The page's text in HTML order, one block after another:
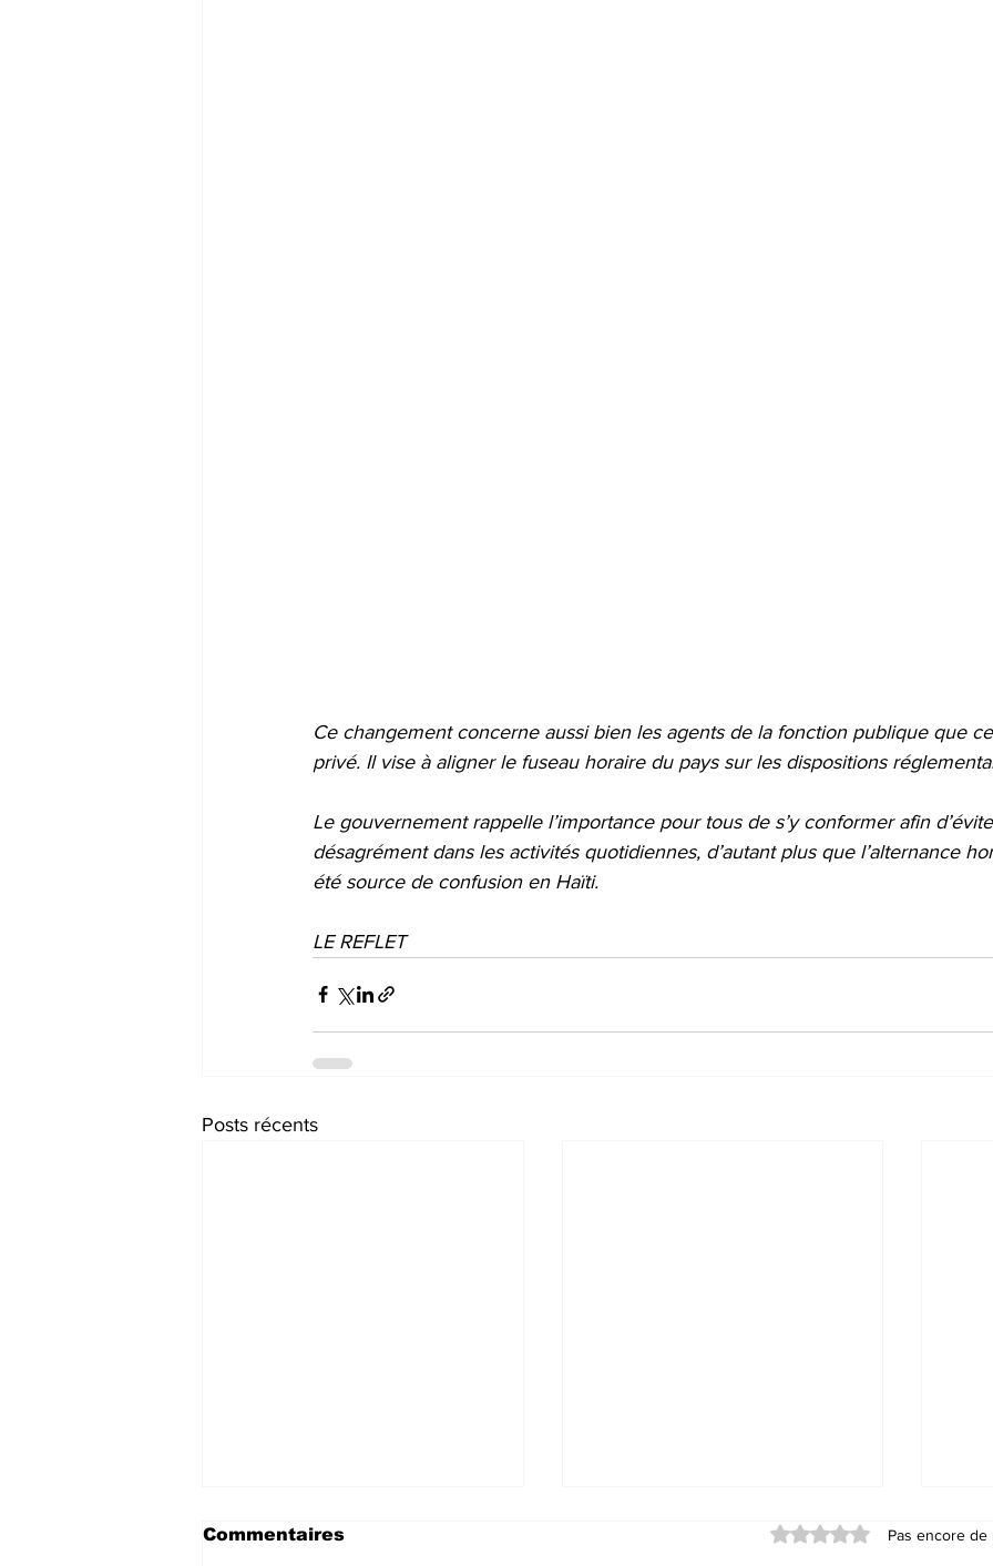
Ce changement concerne aussi bien les agents de la fonction publique que
privé. Il vise à aligner le fuseau horaire du pays sur les dispositions
Le gouvernement rappelle l’importance pour tous de s’y conformer afin
désagrément dans les activités quotidiennes, d’autant plus que l’alternance
été source de confusion en Haïti.
LE REFLET
Posts récents
Commentaires Noté 0 étoile sur 5.Pas encore de